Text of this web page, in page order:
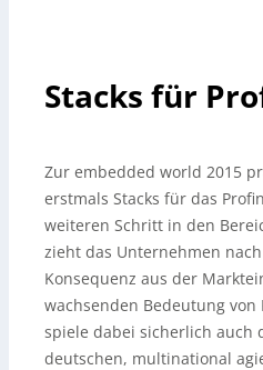
Stacks für
Zur embedded world 2015
erstmals Stacks für das
weiteren Schritt in den
zieht das Unternehmen
Konsequenz aus der
wachsenden Bedeutung von
spiele dabei sicherlich auch
deutschen, multinational